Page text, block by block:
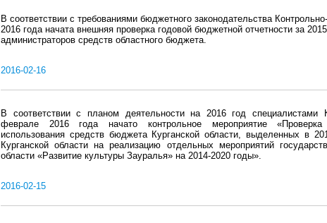
В соответствии с требованиями бюджетного законодательства
2016 года начата внешняя проверка годовой бюджетной отчетности за
администраторов средств областного бюджета.
2016-02-16
В соответствии с планом деятельности на 2016 год специалистами
феврале 2016 года начато контрольное мероприятие «Проверка
использования средств бюджета Курганской области, выделенных в
Курганской области на реализацию отдельных мероприятий
области «Развитие культуры Зауралья» на 2014-2020 годы».
2016-02-15